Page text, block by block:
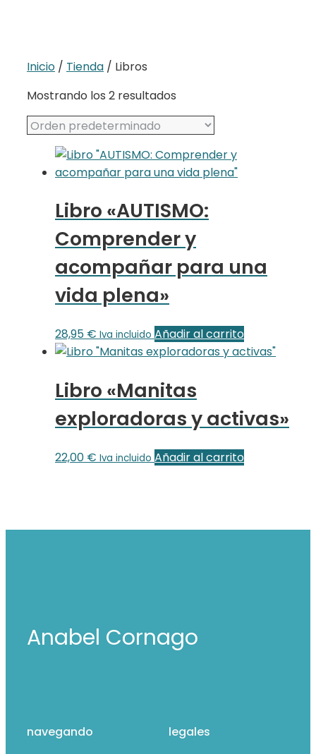
Inicio / Tienda / Libros
Mostrando los 2 resultados
Libro «AUTISMO:
Comprender y
acompañar para una
vida plena»
28,95 € Iva incluido Añadir al carrito
Libro «Manitas
exploradoras y activas»
22,00 € Iva incluido Añadir al carrito
Anabel Cornago
navegando legales